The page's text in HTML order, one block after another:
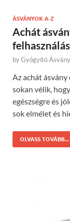
ÁSVÁNYOK A-Z
Achát
byGyógyító
Az achát ásvány
sokan vélik,
egészségre és
sok elmélet és
OLVASS TOVÁBB...